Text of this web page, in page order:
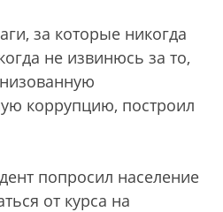
за которые никогда
не извинюсь за то,
коррупцию, построил
попросил население
от курса на